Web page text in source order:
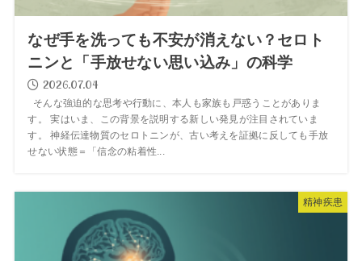
なぜ手を洗っても不安が消えない？セロト
ニンと「手放せない思い込み」の科学
2026.07.04
そんな強迫的な思考や行動に、本人も家族も戸惑うことがありま
す。 実はいま、この背景を説明する新しい発見が注目されていま
す。 神経伝達物質のセロトニンが、古い考えを証拠に反しても手放
せない状態＝「信念の粘着性...
精神疾患